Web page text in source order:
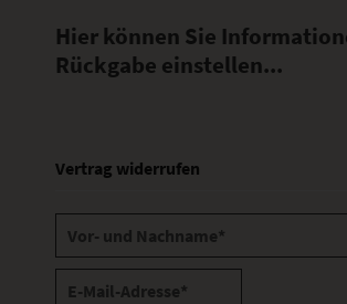
Hier können Sie
Rückgabe einstellen...
Vertrag widerrufen